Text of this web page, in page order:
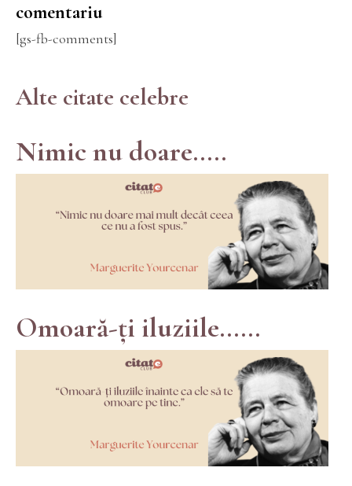
comentariu
[gs-fb-comments]
Alte citate celebre
Nimic nu doare.....
Omoară-ți iluziile......